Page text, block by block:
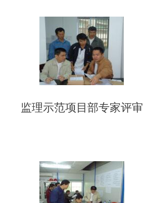
监理示范项目部专家评审